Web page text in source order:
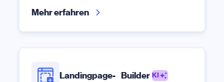
Mehr erfahren
Landingpage- Builder KI